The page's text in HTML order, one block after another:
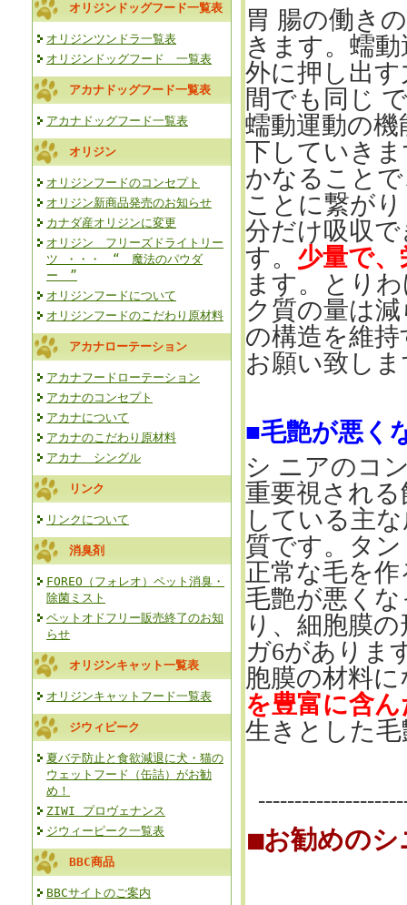
オリジンドッグフード一覧表
オリジンツンドラ一覧表
オリジンドッグフード 一覧表
アカナドッグフード一覧表
アカナドッグフード一覧表
オリジン
オリジンフードのコンセプト
オリジン新商品発売のお知らせ
カナダ産オリジンに変更
オリジン フリーズドライトリー
ツ ・・・ “ 魔法のパウダ
ー ”
オリジンフードについて
オリジンフードのこだわり原材料
アカナローテーション
アカナフードローテーション
アカナのコンセプト
アカナについて
アカナのこだわり原材料
アカナ シングル
リンク
リンクについて
消臭剤
FOREO（フォレオ）ペット消臭・
除菌ミスト
ペットオドフリー販売終了のお知
らせ
オリジンキャット一覧表
オリジンキャットフード一覧表
ジウィピーク
夏バテ防止と食欲減退に犬・猫の
ウェットフード（缶詰）がお勧
め！
ZIWI プロヴェナンス
ジウィーピーク一覧表
BBC商品
BBCサイトのご案内
胃 腸の働き
きます。蠕
外に押し出
間でも同じ
蠕動運動の
下していき
かなること
ことに繋が
分だけ吸収
す。 少量で
ます。とり
ク質の量は
の構造を維
お願い致し
■毛艶が悪く
シ ニアのコ
重要視され
している主
質です。タ
正常な毛を
毛艶が悪く
り、細胞膜
ガ6がありま
胞膜の材料
を豊富に含
生きとした
■お勧めのシ